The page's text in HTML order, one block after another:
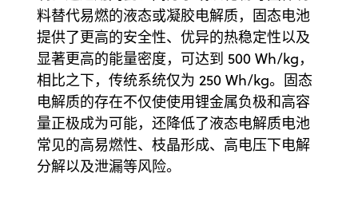
料替代易燃的液态或凝胶电解质，固态电池
提供了更高的安全性、优异的热稳定性以及
显著更高的能量密度，可达到 500 Wh/kg，
相比之下，传统系统仅为 250 Wh/kg。固态
电解质的存在不仅使使用锂金属负极和高容
量正极成为可能，还降低了液态电解质电池
常见的高易燃性、枝晶形成、高电压下电解
分解以及泄漏等风险。